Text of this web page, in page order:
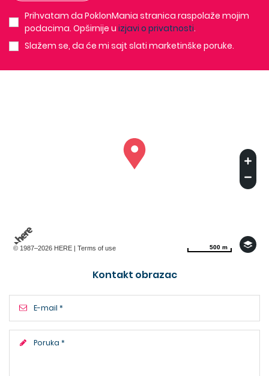
Prihvatam da PoklonMania stranica raspolaže mojim
podacima. Opširnije u izjavi o privatnosti.
Slažem se, da će mi sajt slati marketinške poruke.
© 1987–2026 HERE | Terms of use 500 m
500 m
Kontakt obrazac